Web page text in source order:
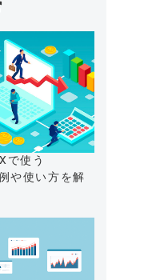
で使う
や使い方を解